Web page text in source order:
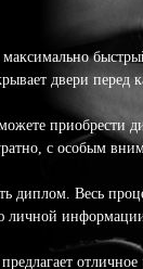
двери перед
приобрести
с особым
диплом. Весь
личной